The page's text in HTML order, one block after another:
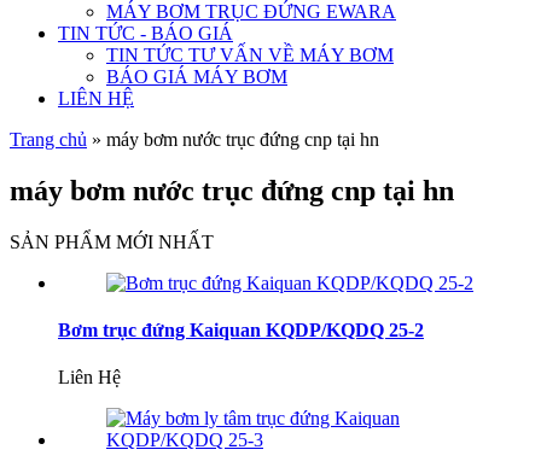
MÁY BƠM TRỤC ĐỨNG EWARA
TIN TỨC - BÁO GIÁ
TIN TỨC TƯ VẤN VỀ MÁY BƠM
BÁO GIÁ MÁY BƠM
LIÊN HỆ
Trang chủ » máy bơm nước trục đứng cnp tại hn
máy bơm nước trục đứng cnp tại hn
SẢN PHẨM MỚI NHẤT
Bơm trục đứng Kaiquan KQDP/KQDQ 25-2
Liên Hệ